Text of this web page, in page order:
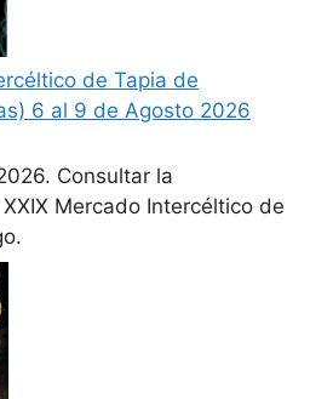
de Tapia de
6 al 9 de Agosto 2026
Consultar la
Mercado Intercéltico de